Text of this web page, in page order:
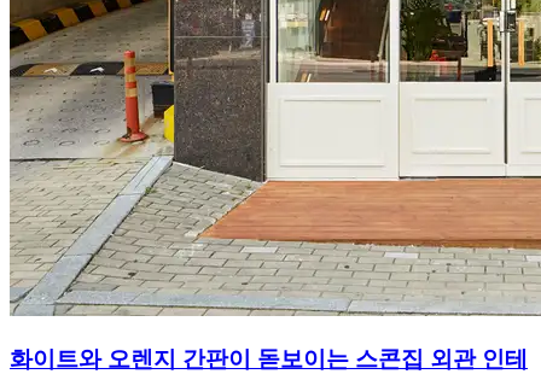
화이트와 오렌지 간판이 돋보이는 스콘집 외관 인테